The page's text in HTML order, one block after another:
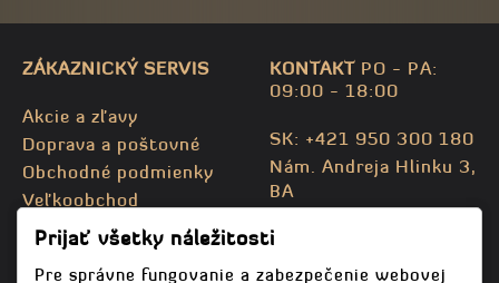
ZÁKAZNICKÝ SERVIS
Akcie a zľavy
Doprava a poštovné
Obchodné podmienky
Veľkoobchod
Kontaktujte nás
Mapa stránky
KONTAKTPO - PA:
09:00 - 18:00
SK: +421 950 300 180
Nám. Andreja Hlinku 3,
BA
info@bodhispa.sk
info@bodhi.cz
Prijať všetky náležitosti
Pre správne fungovanie a zabezpečenie webovej